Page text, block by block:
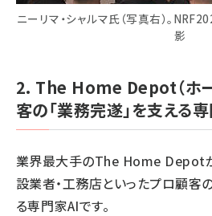
ニーリマ・シャルマ氏（写真右）。
影
2. The Home Depot（ホー
客の「業務完遂」を支える
業界最大手のThe Home Depot
設業者・工務店といったプロ顧客
る専門家AIです。